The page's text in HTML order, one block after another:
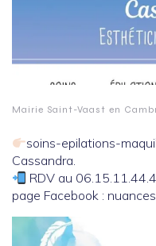
Mairie Saint-Vaast en
soins-epilations-
Cassandra.
RDV au
page Facebook :